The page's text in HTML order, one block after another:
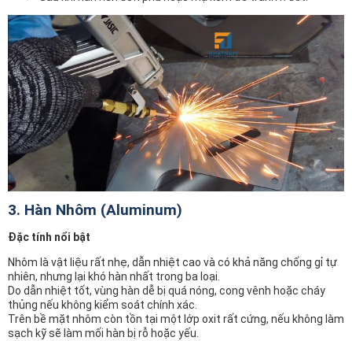
3. Hàn Nhôm (Aluminum)
Đặc tính nổi bật
Nhôm là vật liệu rất nhẹ, dẫn nhiệt cao và có khả năng chống gỉ tự
nhiên, nhưng lại khó hàn nhất trong ba loại.
Do dẫn nhiệt tốt, vùng hàn dễ bị quá nóng, cong vênh hoặc cháy
thủng nếu không kiểm soát chính xác.
Trên bề mặt nhôm còn tồn tại một lớp oxit rất cứng, nếu không làm
sạch kỹ sẽ làm mối hàn bị rỗ hoặc yếu.